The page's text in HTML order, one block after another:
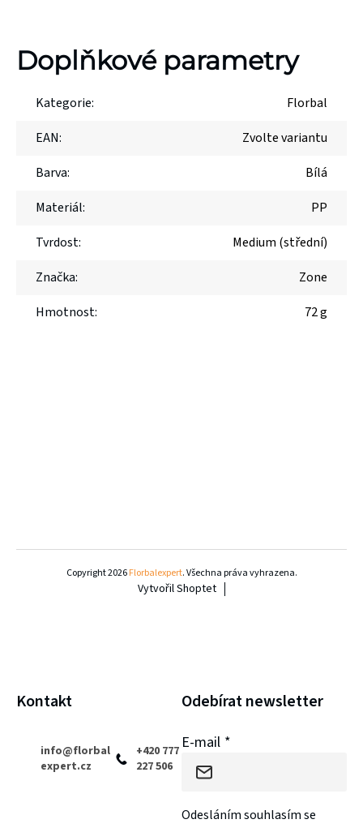
Doplňkové parametry
Kategorie:
Florbal
EAN:
Zvolte variantu
Barva:
Bílá
Materiál:
PP
Tvrdost:
Medium (střední)
Značka:
Zone
Hmotnost: 72 g
Kontakt
info@florbal
expert.cz
+420 777
227 506
Odebírat newsletter
E-mail
Odesláním souhlasím se
Vytvořil Shoptet
Copyright 2026Florbalexpert. Všechna práva vyhrazena.